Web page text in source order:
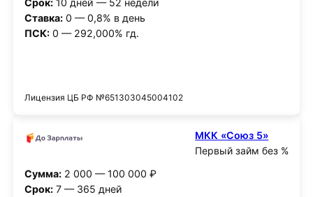
Срок:10 дней — 52 недели
Ставка:0 — 0,8% в день
ПСК:0 — 292,000% гд.
Лицензия ЦБ РФ №651303045004102
МКК «Союз 5»
Первый займ без %
Сумма:2 000 — 100 000 ₽
Срок:7 — 365 дней